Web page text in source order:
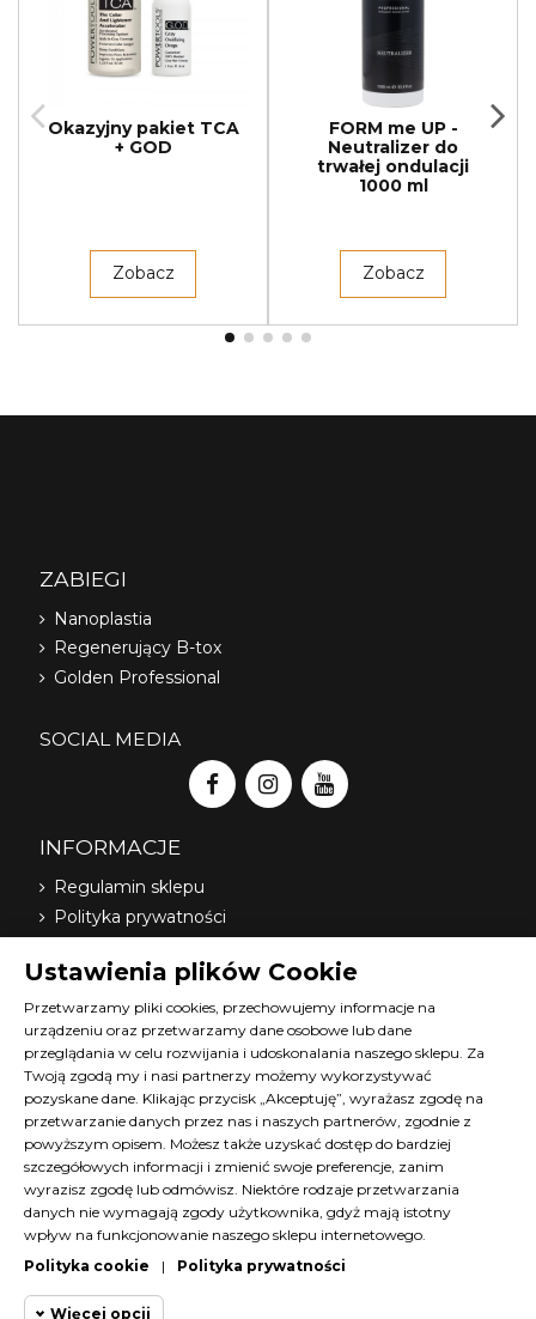
Okazyjny pakiet TCA
+ GOD
Zobacz
FORM me UP -
Neutralizer do
trwałej ondulacji
1000 ml
Zobacz
ZABIEGI
Nanoplastia
Regenerujący B-tox
Golden Professional
SOCIAL MEDIA
INFORMACJE
Regulamin sklepu
Polityka prywatności
Nasi dystrybutorzy
O nas
FAQ
Terminy szkoleń Diana
Materiały do pobrania
Kontakt z nami
Program lojalnościowy
KONTAKT
Ustawienia plików Cookie
Przetwarzamy pliki cookies, przechowujemy informacje na
urządzeniu oraz przetwarzamy dane osobowe lub dane
przeglądania w celu rozwijania i udoskonalania naszego sklepu. Za
Twoją zgodą my i nasi partnerzy możemy wykorzystywać
pozyskane dane. Klikając przycisk „Akceptuję”, wyrażasz zgodę na
przetwarzanie danych przez nas i naszych partnerów, zgodnie z
powyższym opisem. Możesz także uzyskać dostęp do bardziej
szczegółowych informacji i zmienić swoje preferencje, zanim
wyrazisz zgodę lub odmówisz. Niektóre rodzaje przetwarzania
danych nie wymagają zgody użytkownika, gdyż mają istotny
wpływ na funkcjonowanie naszego sklepu internetowego.
Polityka cookie
| Polityka prywatności
Więcej opcji